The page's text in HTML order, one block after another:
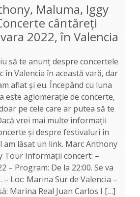
Maluma, Iggy
cântăreți
2022, în Valencia
să te anunț despre concertele
în Valencia în această vară, dar
aflat și eu. Începând cu luna
este aglomerație de concerte,
pe cele care ar putea să te
vrei mai multe informații
și despre festivaluri în
am lăsat un link. Marc Anthony
Tour Informații concert: –
– Program: De la 22:00. Se va
– Loc: Marina Sur de Valencia –
Marina Real Juan Carlos I […]